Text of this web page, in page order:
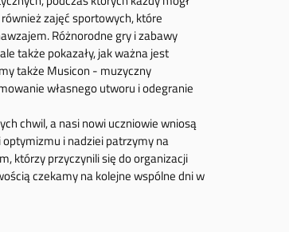
zajęć sportowych, które
Różnorodne gry i zabawy
także pokazały, jak ważna jest
także Musicon - muzyczny
własnego utworu i odegranie
chwil, a nasi nowi uczniowie wniosą
i nadziei patrzymy na
którzy przyczynili się do organizacji
czekamy na kolejne wspólne dni w